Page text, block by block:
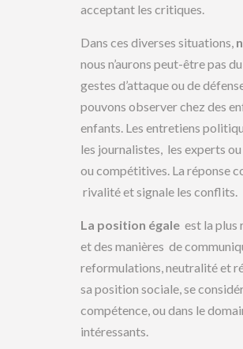
acceptant les critiques.
Dans ces diverses situations,
nous n’aurons peut-être pas
gestes d’attaque ou de
pouvons observer chez des
enfants. Les entretiens
les journalistes, les experts
ou compétitives. La réponse
rivalité et signale les conflits.
La position égale est la plus
et des manières de
reformulations, neutralité et
sa position sociale, se
compétence, ou dans le
intéressants.